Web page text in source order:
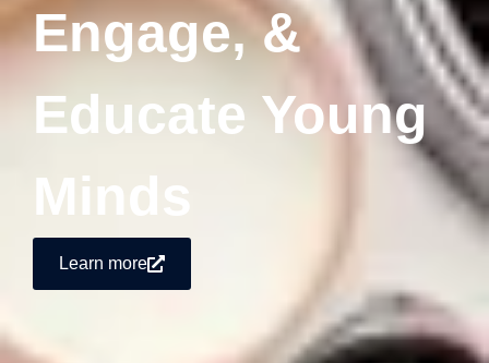
Engage, &
Educate Young
Minds
Learn more